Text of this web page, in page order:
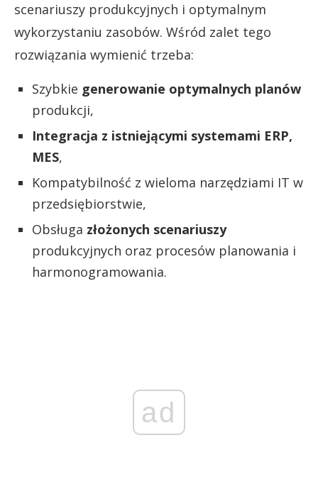
scenariuszy produkcyjnych i optymalnym
wykorzystaniu zasobów. Wśród zalet tego
rozwiązania wymienić trzeba:
Szybkie generowanie optymalnych planów
produkcji,
Integracja z istniejącymi systemami ERP,
MES,
Kompatybilność z wieloma narzędziami IT w
przedsiębiorstwie,
Obsługa złożonych scenariuszy
produkcyjnych oraz procesów planowania i
harmonogramowania.
ad